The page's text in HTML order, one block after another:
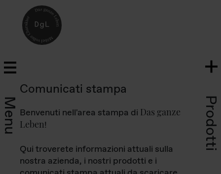
Menu Prodotti
Comunicati stampa
Benvenuti nell'area stampa di Das ganze
Leben!
Qui troverete informazioni attuali sulla
nostra azienda, i nostri prodotti e i